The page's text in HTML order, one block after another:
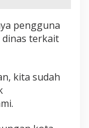
pengguna
terkait
kita sudah